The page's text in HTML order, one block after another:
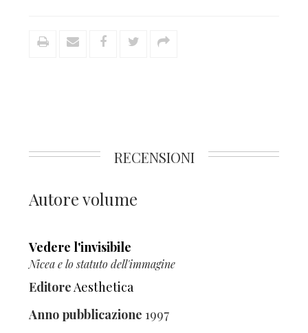
RECENSIONI
Autore volume
Vedere l'invisibile
Nicea e lo statuto dell'immagine
EditoreAesthetica
Anno pubblicazione 1997